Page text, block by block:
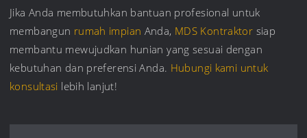
Jika Anda membutuhkan bantuan profesional untuk
membangun rumah impian Anda, MDS Kontraktor siap
membantu mewujudkan hunian yang sesuai dengan
kebutuhan dan preferensi Anda. Hubungi kami untuk
konsultasi lebih lanjut!